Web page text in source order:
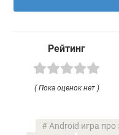
Рейтинг
( Пока оценок нет )
Android игра про